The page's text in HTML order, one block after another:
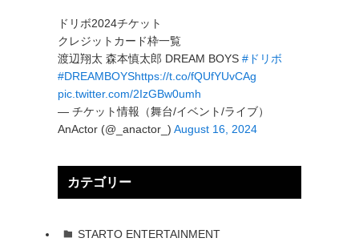
ドリボ2024チケット
クレジットカード枠一覧
渡辺翔太 森本慎太郎 DREAM BOYS #ドリボ
#DREAMBOYShttps://t.co/fQUfYUvCAg
pic.twitter.com/2IzGBw0umh
— チケット情報（舞台/イベント/ライブ）
AnActor (@_anactor_) August 16, 2024
カテゴリー
STARTO ENTERTAINMENT